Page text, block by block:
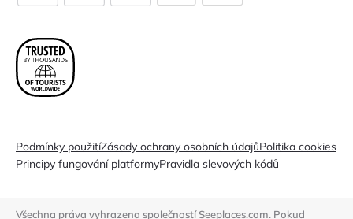
Podmínky použitíZásady ochrany osobních údajůPolitika cookies
Principy fungování platformyPravidla slevových kódů
Všechna práva vyhrazena společností Seeplaces.com. Pokud